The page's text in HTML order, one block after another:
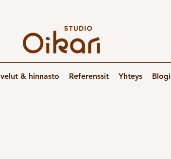
& hinnasto Referenssit Yhteys Blogi